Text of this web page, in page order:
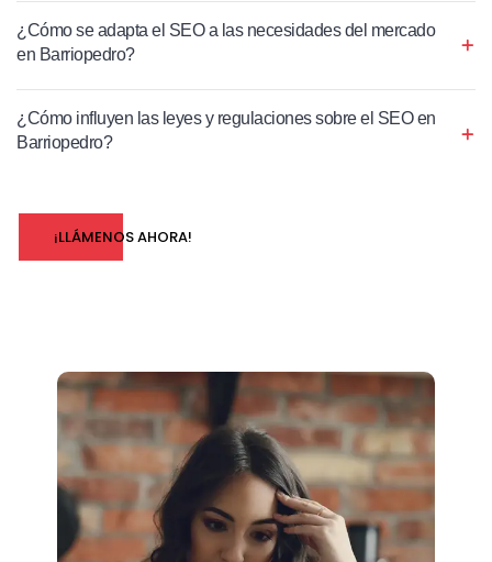
¿Cómo se adapta el SEO a las necesidades del mercado
en Barriopedro?
¿Cómo influyen las leyes y regulaciones sobre el SEO en
Barriopedro?
¡LLÁMENOS AHORA!